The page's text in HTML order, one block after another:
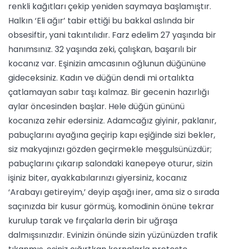
renkli kağıtları çekip yeniden saymaya başlamıştır.
Halkın ‘Eli ağır’ tabir ettiği bu bakkal aslında bir
obsesiftir, yani takıntılıdır. Farz edelim 27 yaşında bir
hanımsınız. 32 yaşında zeki, çalışkan, başarılı bir
kocanız var. Eşinizin amcasının oğlunun düğününe
gideceksiniz. Kadın ve düğün dendi mi ortalıkta
çatlamayan sabır taşı kalmaz. Bir gecenin hazırlığı
aylar öncesinden başlar. Hele düğün gününü
kocanıza zehir edersiniz. Adamcağız giyinir, paklanır,
pabuçlarını ayağına geçirip kapı eşiğinde sizi bekler,
siz makyajınızı gözden geçirmekle meşgulsünüzdür;
pabuçlarını çıkarıp salondaki kanepeye oturur, sizin
işiniz biter, ayakkabılarınızı giyersiniz, kocanız
‘Arabayı getireyim,’ deyip aşağı iner, ama siz o sırada
saçınızda bir kusur görmüş, komodinin önüne tekrar
kurulup tarak ve fırçalarla derin bir uğraşa
dalmışsınızdır. Evinizin önünde sizin yüzünüzden trafik